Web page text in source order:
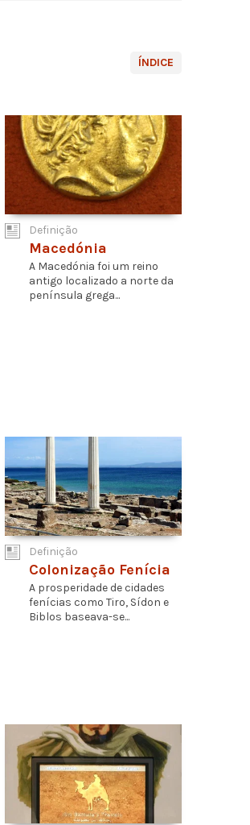
ÍNDICE
Definição
Macedónia
A Macedónia foi um reino
antigo localizado a norte da
península grega...
Definição
Colonização Fenícia
A prosperidade de cidades
fenícias como Tiro, Sídon e
Biblos baseava-se...